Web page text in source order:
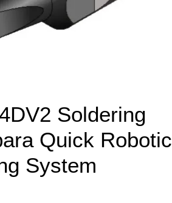
Soldering
Quick Robotic
System